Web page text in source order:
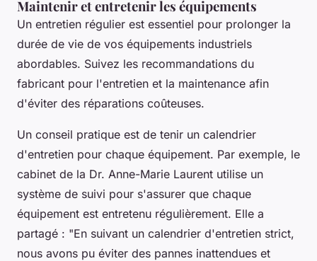
Maintenir et entretenir les équipements
Un entretien régulier est essentiel pour prolonger la
durée de vie de vos équipements industriels
abordables. Suivez les recommandations du
fabricant pour l'entretien et la maintenance afin
d'éviter des réparations coûteuses.
Un conseil pratique est de tenir un calendrier
d'entretien pour chaque équipement. Par exemple, le
cabinet de la Dr. Anne-Marie Laurent utilise un
système de suivi pour s'assurer que chaque
équipement est entretenu régulièrement. Elle a
partagé : "En suivant un calendrier d'entretien strict,
nous avons pu éviter des pannes inattendues et